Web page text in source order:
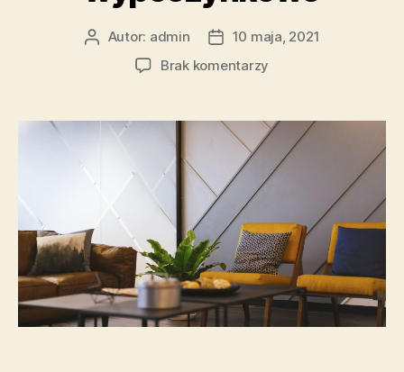
AutorAutor: admin
Data10 maja, 2021
Brak komentarzy
potrzebne
wygodne
meble
wypoczynkowe